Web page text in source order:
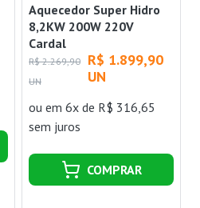
Aquecedor Super Hidro
8,2KW 200W 220V
Cardal
R$ 2.269,90
UN
R$ 1.899,90
UN
ou em 6x de R$ 316,65
sem juros
COMPRAR